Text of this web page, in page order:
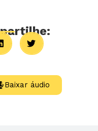
Baixar áudio